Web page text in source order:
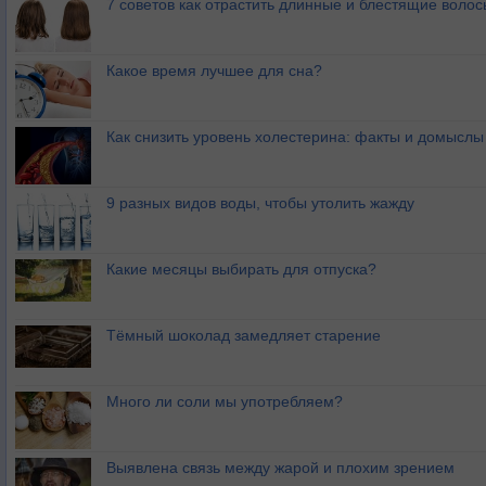
7 советов как отрастить длинные и блестящие
Какое время лучшее для сна?
Как снизить уровень холестерина: факты и домыслы
9 разных видов воды, чтобы утолить жажду
Какие месяцы выбирать для отпуска?
Тёмный шоколад замедляет старение
Много ли соли мы употребляем?
Выявлена связь между жарой и плохим зрением